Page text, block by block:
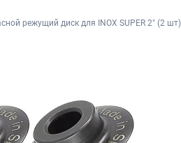
режущий диск для INOX SUPER 2" (2 шт)